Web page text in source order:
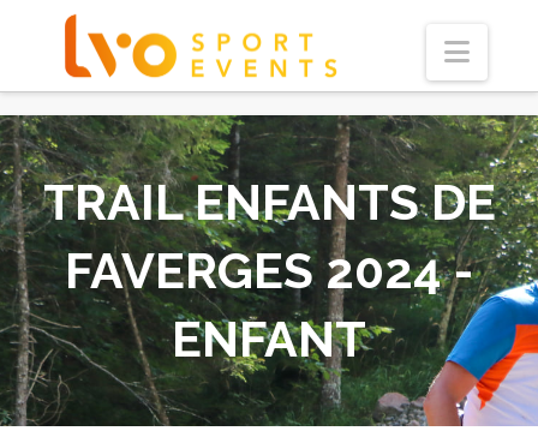
TRAIL ENFANTS DE
FAVERGES 2024 -
ENFANT